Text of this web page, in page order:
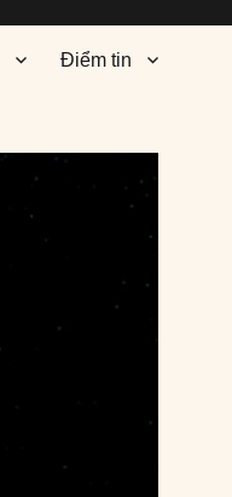
Điểm tin